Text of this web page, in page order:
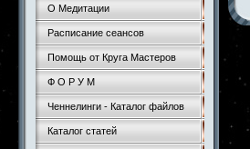
О Медитации
Расписание сеансов
Помощь от Круга Мастеров
Ф О Р У М
Ченнелинги - Каталог файлов
Каталог статей